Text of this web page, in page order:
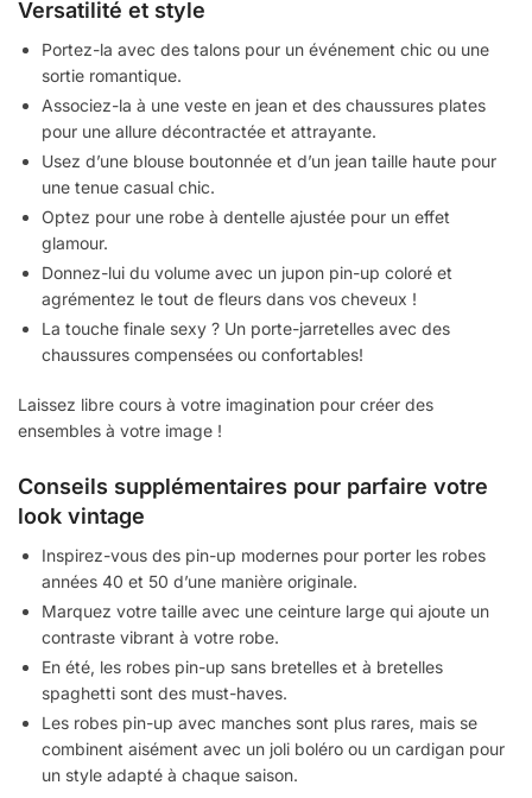
Versatilité et style
Portez-la avec des talons pour un événement chic ou une
sortie romantique.
Associez-la à une veste en jean et des chaussures plates
pour une allure décontractée et attrayante.
Usez d’une blouse boutonnée et d’un jean taille haute pour
une tenue casual chic.
Optez pour une robe à dentelle ajustée pour un effet
glamour.
Donnez-lui du volume avec un jupon pin-up coloré et
agrémentez le tout de fleurs dans vos cheveux !
La touche finale sexy ? Un porte-jarretelles avec des
chaussures compensées ou confortables!
Laissez libre cours à votre imagination pour créer des
ensembles à votre image !
Conseils supplémentaires pour parfaire votre
look vintage
Inspirez-vous des pin-up modernes pour porter les robes
années 40 et 50 d’une manière originale.
Marquez votre taille avec une ceinture large qui ajoute un
contraste vibrant à votre robe.
En été, les robes pin-up sans bretelles et à bretelles
spaghetti sont des must-haves.
Les robes pin-up avec manches sont plus rares, mais se
combinent aisément avec un joli boléro ou un cardigan pour
un style adapté à chaque saison.